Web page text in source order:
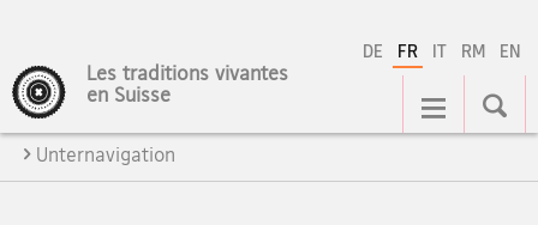
DE FR IT RM EN
Les traditions vivantes
en Suisse
Navigation
Unternavigation